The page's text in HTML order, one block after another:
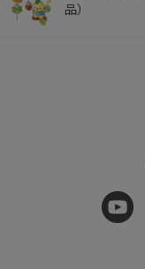
品）